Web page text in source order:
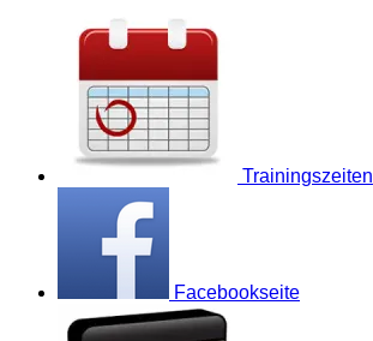
Trainingszeiten
Facebookseite